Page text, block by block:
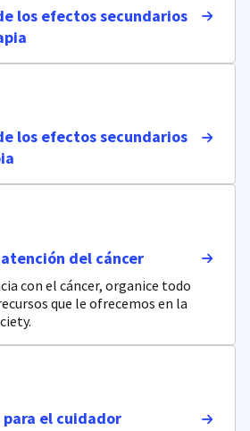
los efectos secundarios
los efectos secundarios
del cáncer
con el cáncer, organice todo
que le ofrecemos en la
para el cuidador